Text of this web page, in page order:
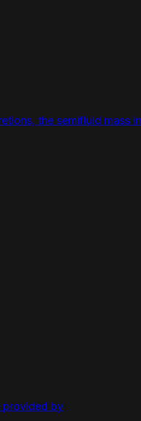
the semifluid mass
provided by